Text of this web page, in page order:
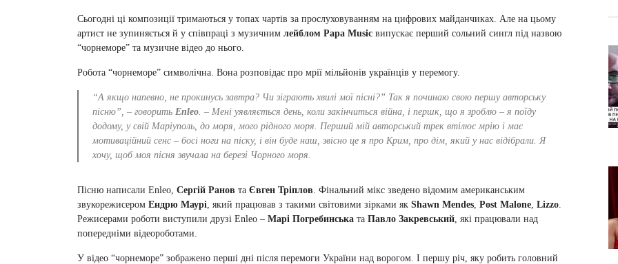
Сьогодні ці композиції тримаються у топах чартів за прослуховуванням на цифрових майданчиках. Але на цьому
артист не зупиняється й у співпраці з музичним лейблом Papa Music випускає перший сольний сингл під назвою
“чорнеморе” та музичне відео до нього.
Робота “чорнеморе” символічна. Вона розповідає про мрії мільйонів українців у перемогу.
“А якщо напевно, не прокинусь завтра? Чи зіграють хвилі мої пісні?” Так я починаю свою першу авторську
пісню”, – говорить Enleo. – Мені уявляється день, коли закінчиться війна, і першк, що я зроблю – я поїду
додому, у свій Маріуполь, до моря, мого рідного моря. Перший мій авторський трек втілює мрію і має
мотиваційний сенс – босі ноги на піску, і він буде наш, звісно це я про Крим, про дім, який у нас відібрали. Я
хочу, щоб моя пісня звучала на березі Чорного моря.
Пісню написали Enleo, Сергій Ранов та Євген Тріплов. Фінальний мікс зведено відомим американським
звукорежисером Ендрю Маурі, який працював з такими світовими зірками як Shawn Mendes, Post Malone, Lizzo.
Режисерами роботи виступили друзі Enleo – Марі Погребинська та Павло Закревський, які працювали над
попередніми відеороботами.
У відео “чорнеморе” зображено перші дні після перемоги України над ворогом. І першу річ, яку робить головний